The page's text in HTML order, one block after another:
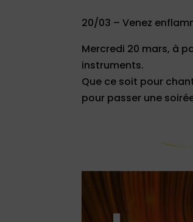
20/03 – Venez
Mercredi 20 mars, à
instruments.
Que ce soit pour
pour passer une